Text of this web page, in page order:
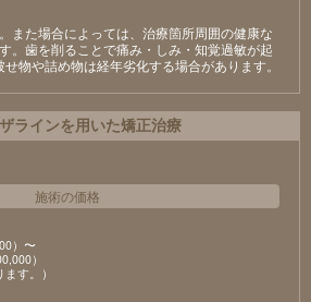
また場合によっては、治療箇所周囲の健康な
。⻭を削ることで痛み・しみ・知覚過敏が起
物や詰め物は経年劣化する場合があります。
ラインを用いた矯正治療
施術の価格
）〜
）
す。）